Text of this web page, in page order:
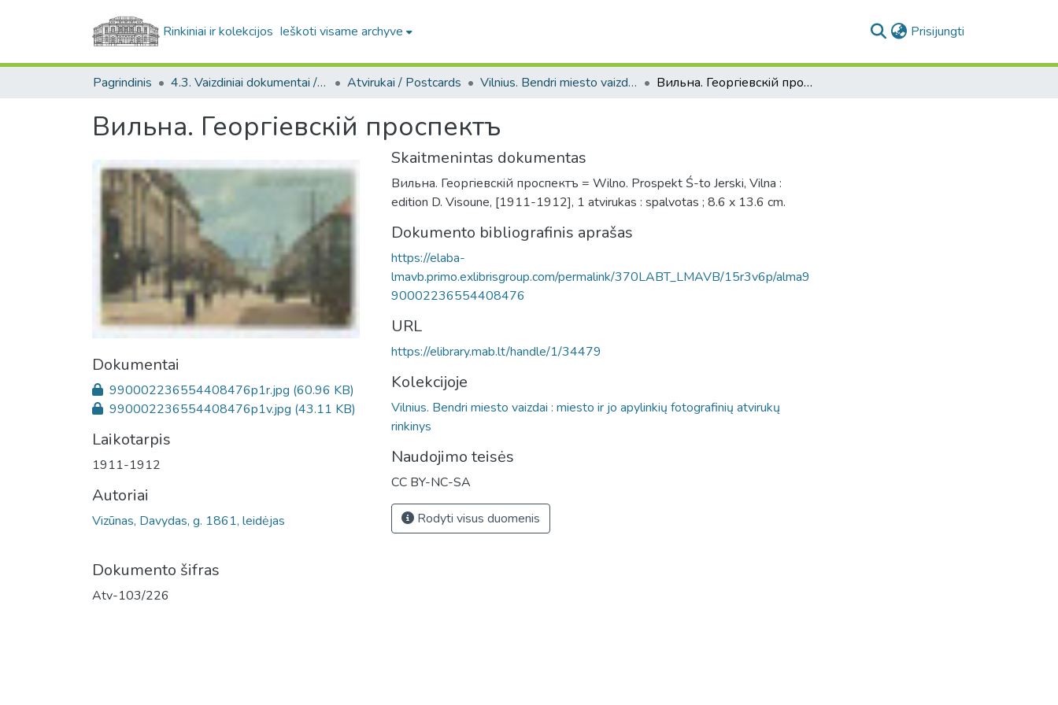
Rinkiniai ir kolekcijos Ieškoti visame archyve Prisijungti
Pagrindinis 4.3. Vaizdiniai dokumentai / Visual documents Atvirukai / Postcards Vilnius. Bendri miesto vaizdai : miesto ir jo apylinkių fotografinių atvirukų rinkinys Вильна. Георгiевскiй проспектъ
Вильна. Георгiевскiй проспектъ
Dokumentai
990002236554408476p1r.jpg (60.96 KB)
990002236554408476p1v.jpg (43.11 KB)
Laikotarpis
1911-1912
Autoriai
Vizūnas, Davydas, g. 1861, leidėjas
Dokumento šifras
Atv-103/226
Skaitmenintas dokumentas
Вильна. Георгiевскiй проспектъ = Wilno. Prospekt Ś-to Jerski, Vilna :
edition D. Visoune, [1911-1912], 1 atvirukas : spalvotas ; 8.6 x 13.6 cm.
Dokumento bibliografinis aprašas
https://elaba-
lmavb.primo.exlibrisgroup.com/permalink/370LABT_LMAVB/15r3v6p/alma9
90002236554408476
URL
https://elibrary.mab.lt/handle/1/34479
Kolekcijoje
Vilnius. Bendri miesto vaizdai : miesto ir jo apylinkių fotografinių atvirukų
rinkinys
Naudojimo teisės
CC BY-NC-SA
Rodyti visus duomenis